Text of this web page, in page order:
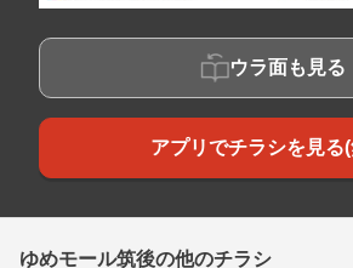
ウラ面も見る
アプリでチラシを見る
ゆめモール筑後の他のチラシ